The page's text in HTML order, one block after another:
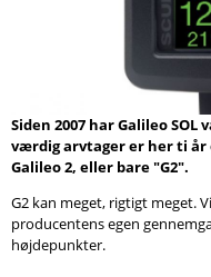
Siden 2007 har Galileo
værdig arvtager er her ti
Galileo 2, eller bare "G2".
G2 kan meget, rigtigt meget.
producentens egen
højdepunkter.